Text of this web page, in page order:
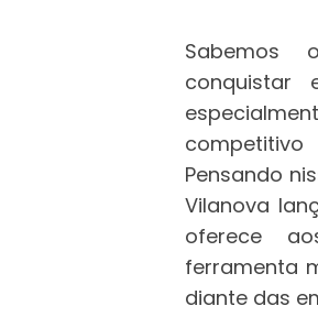
Sabemos
conquistar
Pensando
Vilanova
oferece
ferramenta
diante das